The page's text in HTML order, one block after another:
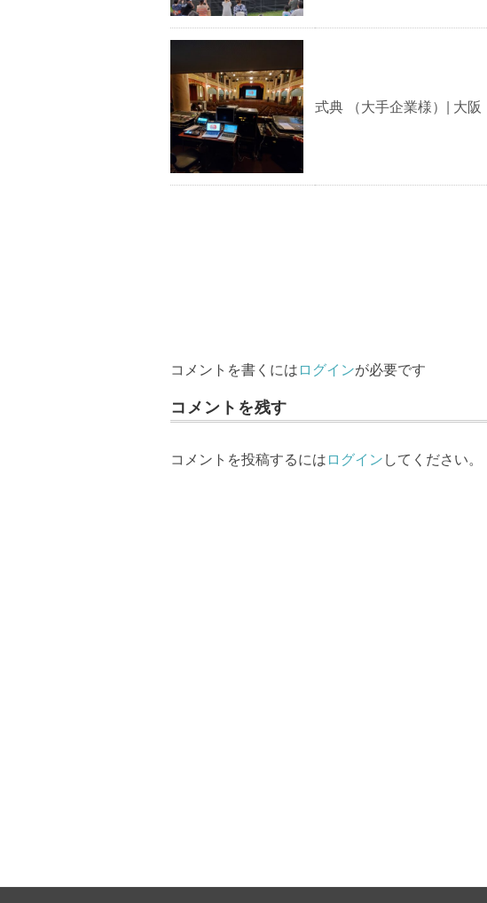
式典 （大手企業様）| 大阪
コメントを書くにはログインが必要です
コメントを残す
コメントを投稿するにはログインしてください。